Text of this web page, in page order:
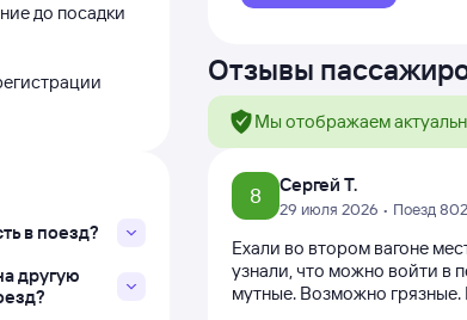
до посадки
в поезд?
другую
Отзывы
Мы отображаем
8 Сергей Т.
29 июля 2026 • Поезд
Ехали во втором вагоне
узнали, что можно войти в
мутные. Возможно грязные.